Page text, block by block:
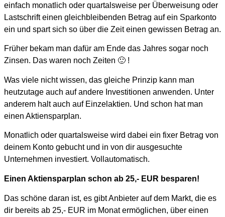
einfach monatlich oder quartalsweise per Überweisung oder
Lastschrift einen gleichbleibenden Betrag auf ein Sparkonto
ein und spart sich so über die Zeit einen gewissen Betrag an.
Früher bekam man dafür am Ende das Jahres sogar noch
Zinsen. Das waren noch Zeiten 🙂 !
Was viele nicht wissen, das gleiche Prinzip kann man
heutzutage auch auf andere Investitionen anwenden. Unter
anderem halt auch auf Einzelaktien. Und schon hat man
einen Aktiensparplan.
Monatlich oder quartalsweise wird dabei ein fixer Betrag von
deinem Konto gebucht und in von dir ausgesuchte
Unternehmen investiert. Vollautomatisch.
Einen Aktiensparplan schon ab 25,- EUR besparen!
Das schöne daran ist, es gibt Anbieter auf dem Markt, die es
dir bereits ab 25,- EUR im Monat ermöglichen, über einen